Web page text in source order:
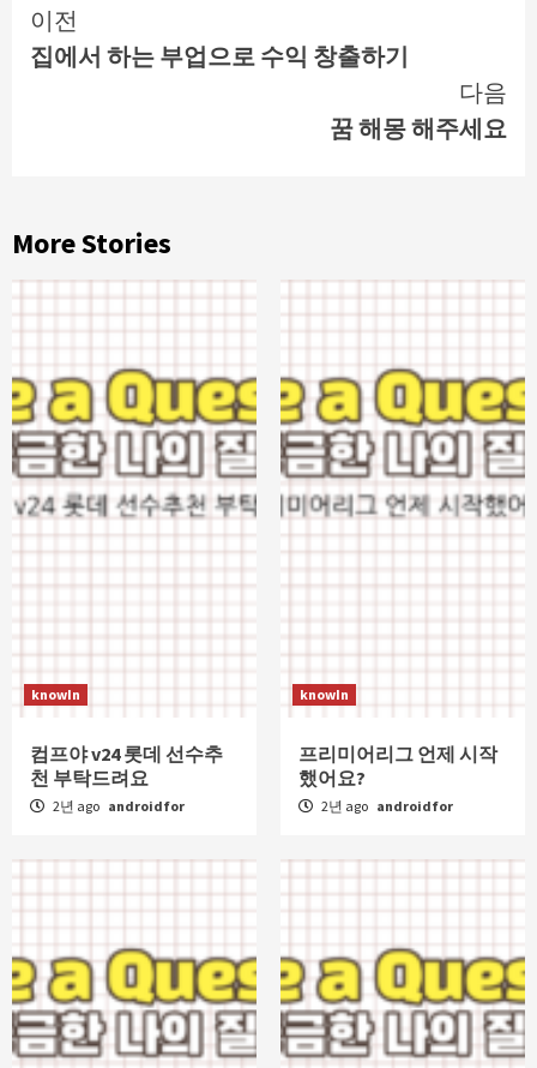
Continue
Reading
이전
집에서 하는 부업으로 수익 창출하기
다음
꿈 해몽 해주세요
More Stories
knowIn
컴프야 v24 롯데 선수추
천 부탁드려요
2년 ago androidfor
knowIn
프리미어리그 언제 시작
했어요?
2년 ago androidfor